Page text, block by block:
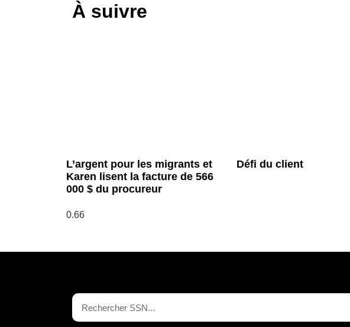
À suivre
L’argent pour les migrants et
Karen lisent la facture de 566
000 $ du procureur
Défi du client